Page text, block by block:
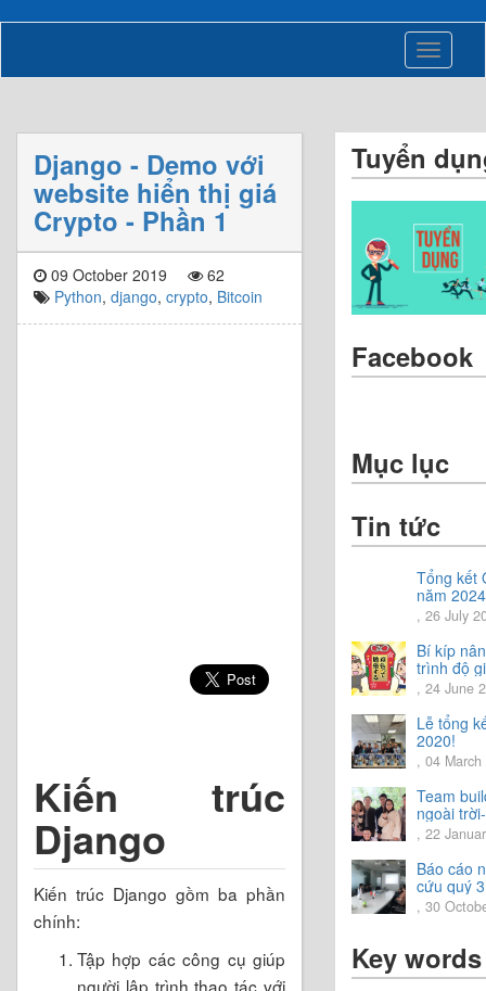
Toggle
Django - Demo với
website hiển thị giá
Crypto - Phần 1
09 October 2019
62
Python, django, crypto, Bitcoin
Kiến trúc
Django
Kiến trúc Django gồm ba phần
chính:
Tập hợp các công cụ giúp
người lập trình thao tác với
Tuyển
Facebook
Mục lục
Tin tức
Tổng kết
năm
Chia sẻ
hướng
năm 2024
, 26 July
Bí kíp
trình độ
tiếng
, 24 June
Lễ tổng
2020!
, 04 March
Team
ngoài
trải
vời.
, 22
Báo cáo
cứu quý
2020
, 30
Key words